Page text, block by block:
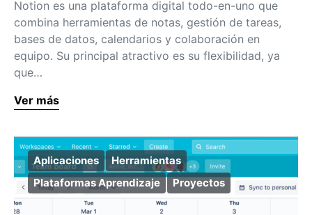
Notion es una plataforma digital todo-en-uno que
combina herramientas de notas, gestión de tareas,
bases de datos, calendarios y colaboración en
equipo. Su principal atractivo es su flexibilidad, ya
que…
Ver más
Aplicaciones
Herramientas
Plataformas Aprendizaje
Proyectos